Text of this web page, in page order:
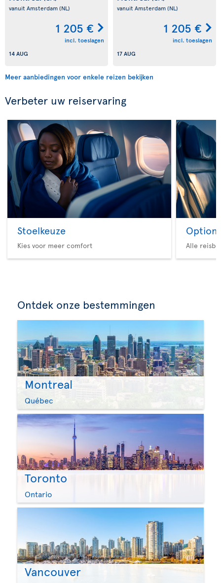
vanuit Amsterdam(NL)
1 205 €
incl. toeslagen
14 AUG
vanuit Amsterdam(NL)
1 205 €
incl. toeslagen
17 AUG
Meer aanbiedingen voor enkele reizen bekijken
Verbeter uw reiservaring
Stoelkeuze
Kies voor meer comfort
Option
Alle
Ontdek onze bestemmingen
Montreal
Québec
Toronto
Ontario
Vancouver